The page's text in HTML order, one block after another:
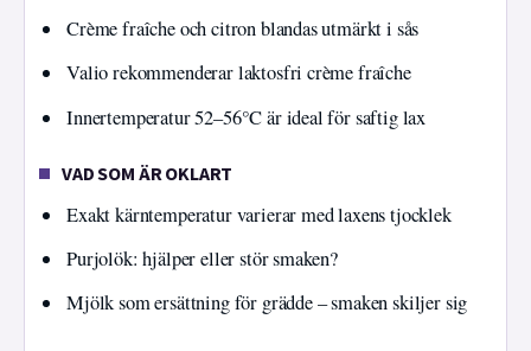
Crème fraîche och citron blandas utmärkt i sås
Valio rekommenderar laktosfri crème fraîche
Innertemperatur 52–56°C är ideal för saftig lax
VAD SOM ÄR OKLART
Exakt kärntemperatur varierar med laxens tjocklek
Purjolök: hjälper eller stör smaken?
Mjölk som ersättning för grädde – smaken skiljer sig